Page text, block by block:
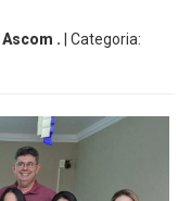
Ascom . | Categoria: